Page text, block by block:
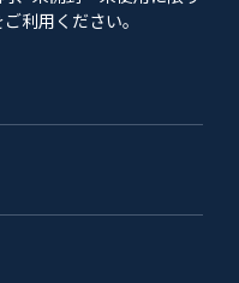
利用ください。